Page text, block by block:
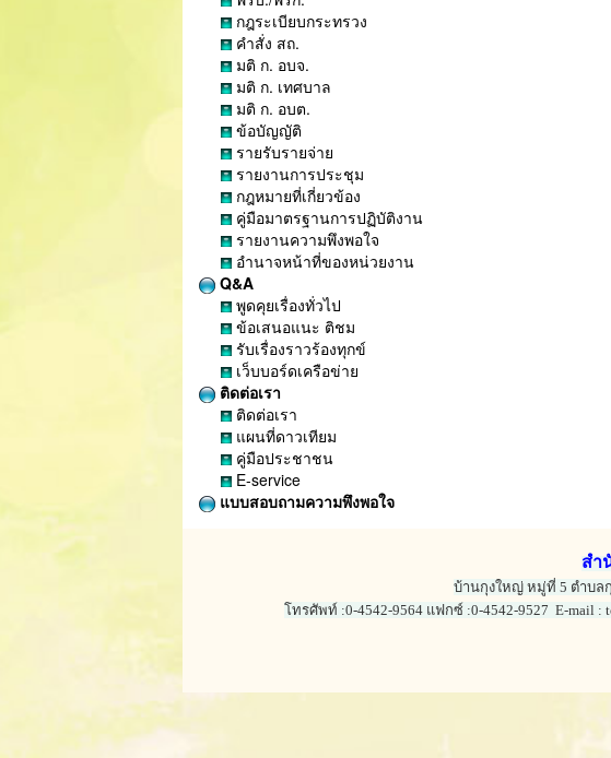
กฎระเบียบกระทรวง
คำสั่ง สถ.
มติ ก. อบจ.
มติ ก. เทศบาล
มติ ก. อบต.
ข้อบัญญัติ
รายรับรายจ่าย
รายงานการประชุม
กฎหมายที่เกี่ยวข้อง
คู่มือมาตรฐานการปฏิบัติงาน
รายงานความพึงพอใจ
อำนาจหน้าที่ของหน่วยงาน
Q&A
พูดคุยเรื่องทั่วไป
ข้อเสนอแนะ ติชม
รับเรื่องราวร้องทุกข์
เว็บบอร์ดเครือข่าย
ติดต่อเรา
ติดต่อเรา
แผนที่ดาวเทียม
คู่มือประชาชน
E-service
แบบสอบถามความพึงพอใจ
สำ
บ้านกุงใหญ่ หมู่ที่ 5 ตำบล
โทรศัพท์ :0-4542-9564 แฟกซ์ :0-4542-9527 E-mail :